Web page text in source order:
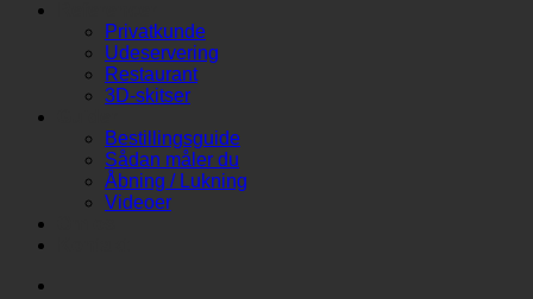
Privatkunde
Udeservering
Restaurant
3D-skitser
Bestillingsguide
Sådan måler du
Åbning / Lukning
Videoer